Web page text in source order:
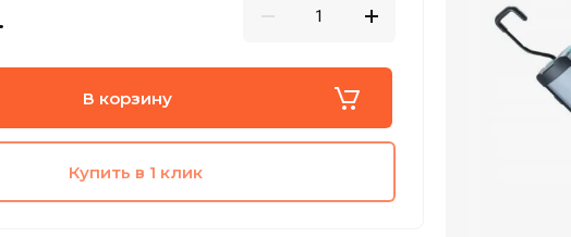
В корзину
Купить в 1 клик